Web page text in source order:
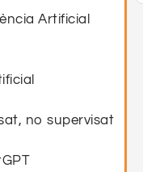
Artificial
no supervisat